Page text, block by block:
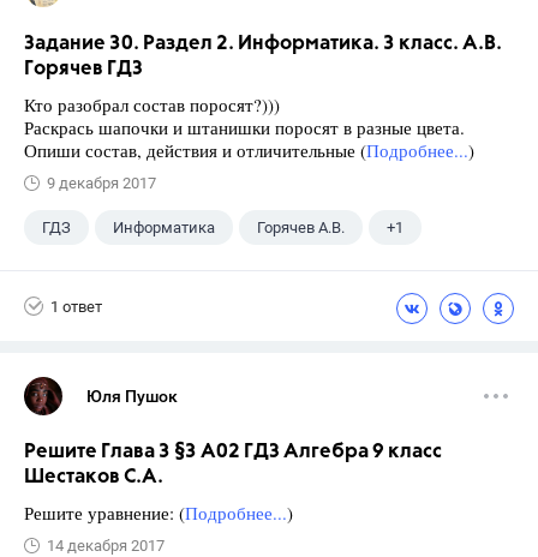
Задание 30. Раздел 2. Информатика. 3 класс. А.В.
Горячев ГДЗ
Кто разобрал состав поросят?)))
Раскрась шапочки и штанишки поросят в разные цвета.
Опиши состав, действия и отличительные (Подробнее...)
9 декабря 2017
ГДЗ Информатика Горячев А.В. +1
1 ответ
Юля Пушок
Решите Глава 3 §3 А02 ГДЗ Алгебра 9 класс
Шестаков С.А.
Решите уравнение: (Подробнее...)
14 декабря 2017